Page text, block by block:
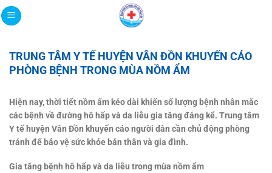
Bỏ
qua
dung
TRUNG TÂM Y TẾ HUYỆN VÂN ĐỒN KHUYẾN CÁO
PHÒNG BỆNH TRONG MÙA NỒM ẨM
Hiện nay, thời tiết nồm ẩm kéo dài khiến số lượng bệnh nhân mắc
các bệnh về đường hô hấp và da liễu gia tăng đáng kể. Trung tâm
Y tế huyện Vân Đồn khuyến cáo người dân cần chủ động phòng
tránh để bảo vệ sức khỏe bản thân và gia đình.
Gia tăng bệnh hô hấp và da liễu trong mùa nồm ẩm